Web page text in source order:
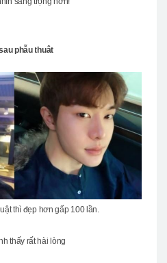
phẫu thuât
thì đẹp hơn gấp 100 lần.
thấy rất hài lòng